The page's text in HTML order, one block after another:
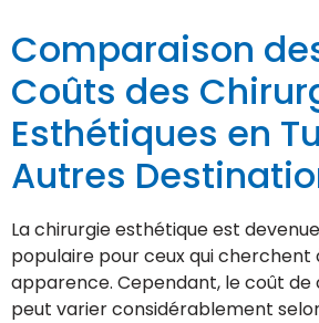
Comparaison
Coûts des
Esthétiques en
Autres
La chirurgie esthétique est
populaire pour ceux qui cherchent
apparence. Cependant, le coût de
peut varier considérablement